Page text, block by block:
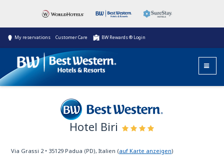
My reservations Customer Care BW Rewards ® Login
Best Western
Hotel Biri
Via Grassi 2• 35129 Padua (PD), Italien (auf Karte anzeigen)